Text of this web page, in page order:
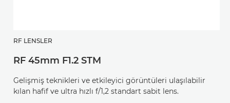
RF LENSLER
RF 45mm F1.2 STM
Gelişmiş teknikleri ve etkileyici görüntüleri ulaşılabilir
kılan hafif ve ultra hızlı f/1,2 standart sabit lens.